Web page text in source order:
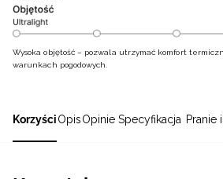
KorzyściOpisOpinie Specyfikacja Pranie
Wysoka objętość – pozwala utrzymać komfort
warunkach pogodowych.